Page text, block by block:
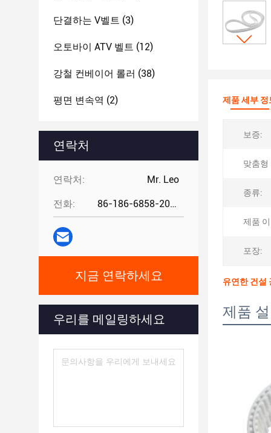
단결하는 V벨트 (3)
오토바이 ATV 벨트 (12)
강철 컨베이어 롤러 (38)
평면 변속역 (2)
연락처
연락처: Mr. Leo
전화: 86-186-6858-2073
지금 연락하세요
우리를 메일링하세요
제품 세부 정
보증:
맞춤형
종류:
제품
포장:
유연한 건설
제품